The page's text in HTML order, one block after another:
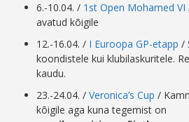
6.-10.04. / 1st Open Mohamed VI
avatud kõigile
12.-16.04. / I Euroopa GP-etapp /
koondistele kui klubilaskuritele.
kaudu.
23.-24.04. /Veronica’s Cup/
kõigile aga kuna tegemist on